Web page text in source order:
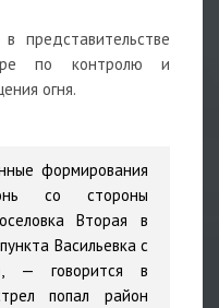
представительстве
по контролю и
огня.
формирования
со стороны
Вторая в
Васильевка с
— говорится в
попал район